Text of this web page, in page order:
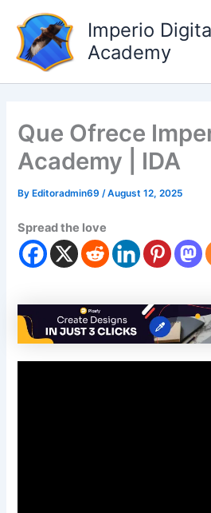
content
Imperio
Academy
Que Ofrece
Academy | IDA
By Editoradmin69/August 12, 2025
Spread the love